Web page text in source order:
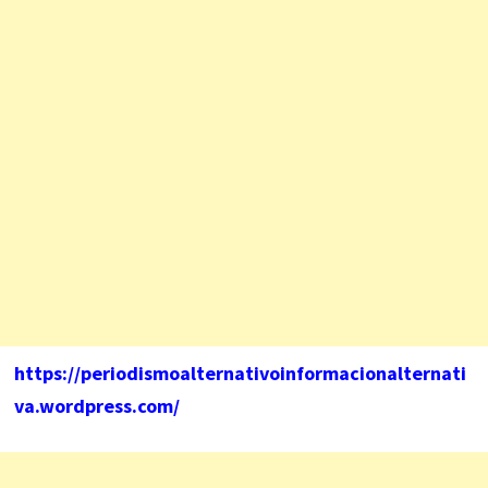
https://periodismoalternativoinformacionalternati
va.wordpress.com/